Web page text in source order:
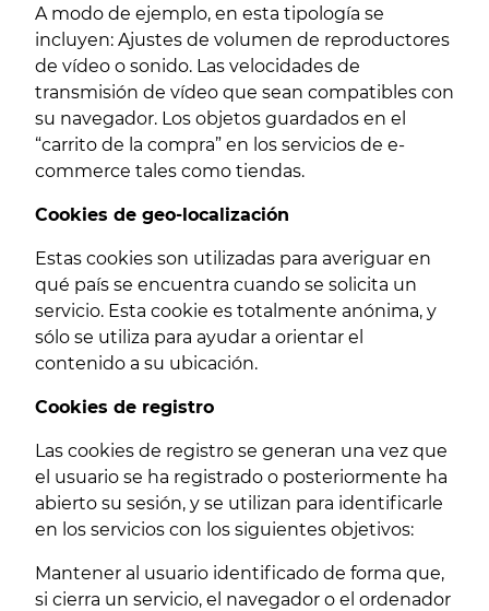
A modo de ejemplo, en esta tipología se
incluyen: Ajustes de volumen de reproductores
de vídeo o sonido. Las velocidades de
transmisión de vídeo que sean compatibles con
su navegador. Los objetos guardados en el
“carrito de la compra” en los servicios de e-
commerce tales como tiendas.
Cookies de geo-localización
Estas cookies son utilizadas para averiguar en
qué país se encuentra cuando se solicita un
servicio. Esta cookie es totalmente anónima, y
sólo se utiliza para ayudar a orientar el
contenido a su ubicación.
Cookies de registro
Las cookies de registro se generan una vez que
el usuario se ha registrado o posteriormente ha
abierto su sesión, y se utilizan para identificarle
en los servicios con los siguientes objetivos:
Mantener al usuario identificado de forma que,
si cierra un servicio, el navegador o el ordenador